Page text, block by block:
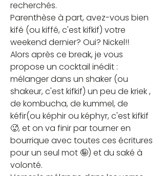
recherchés.
Parenthèse à part, avez-vous bien
kifé (ou kiffé, c'est kifkif) votre
weekend dernier? Oui? Nickel!!
Alors après ce break, je vous
propose un cocktail inédit :
mélanger dans un shaker (ou
shakeur, c'est kifkif) un peu de kriek ,
de kombucha, de kummel, de
kéfir(ou képhir ou képhyr, c'est kifkif
🥵, et on va finir par tourner en
bourrique avec toutes ces écritures
pour un seul mot 🤪) et du saké à
volonté.